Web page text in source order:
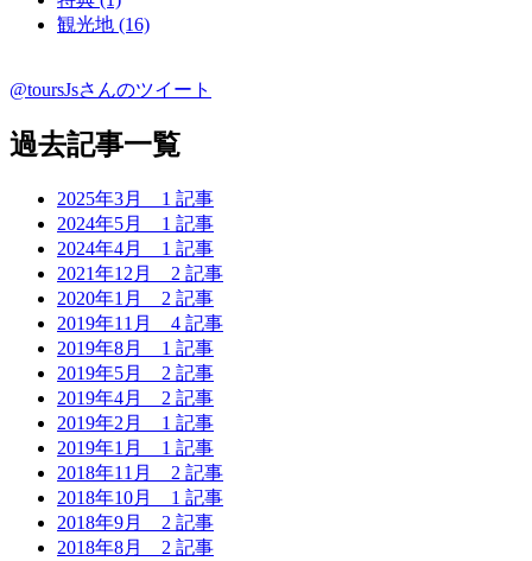
観光地 (16)
@toursJsさんのツイート
過去記事一覧
2025年3月 1 記事
2024年5月 1 記事
2024年4月 1 記事
2021年12月 2 記事
2020年1月 2 記事
2019年11月 4 記事
2019年8月 1 記事
2019年5月 2 記事
2019年4月 2 記事
2019年2月 1 記事
2019年1月 1 記事
2018年11月 2 記事
2018年10月 1 記事
2018年9月 2 記事
2018年8月 2 記事